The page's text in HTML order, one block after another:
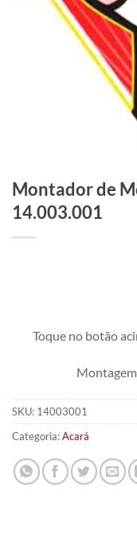
Montador de
14.003.001
Toque no botão
SKU: 14003001
Categoria:Acará